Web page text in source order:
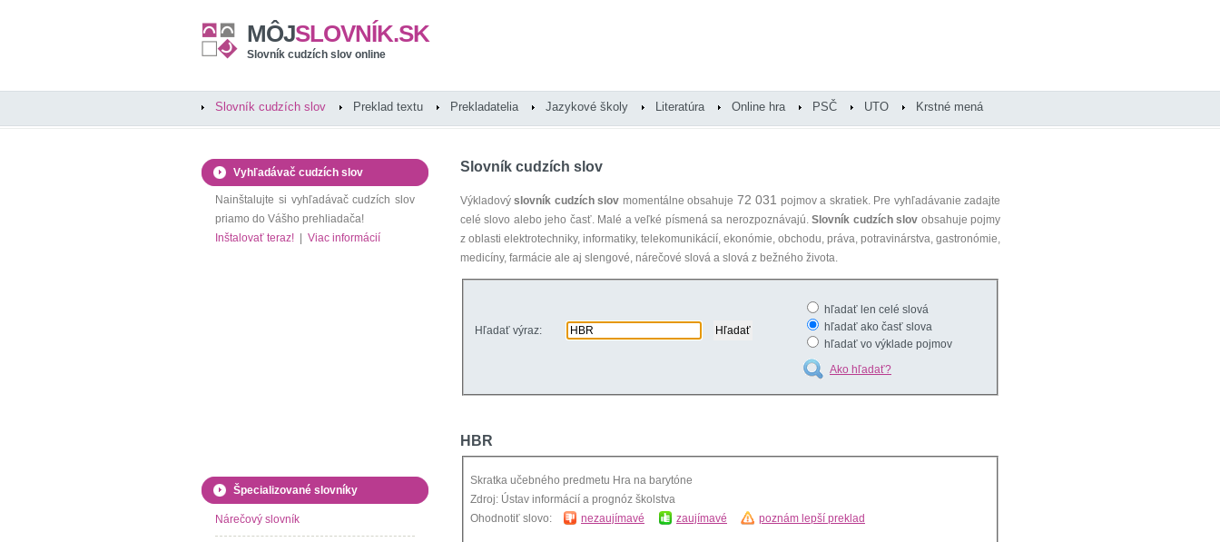
MÔJSLOVNÍK.SK
Slovník cudzích slov online
Slovník cudzích slov Preklad textu Prekladatelia Jazykové školy Literatúra Online hra PSČ UTO Krstné mená
Slovník cudzích slov
Výkladovýslovník cudzích slov momentálne obsahuje 72 031 pojmov a skratiek. Pre vyhľadávanie zadajte
celé slovo alebo jeho časť. Malé a veľké písmená sa nerozpoznávajú.Slovník cudzích slov obsahuje pojmy
z oblasti elektrotechniky, informatiky, telekomunikácií, ekonómie, obchodu, práva, potravinárstva, gastronómie,
medicíny, farmácie ale aj slengové, nárečové slová a slová z bežného života.
Hľadať výraz:
hľadať len celé slová
hľadať ako časť slova
hľadať vo výklade pojmov
Ako hľadať?
HBR
Skratka učebného predmetu Hra na barytóne
Zdroj: Ústav informácií a prognóz školstva
Ohodnotiť slovo:
nezaujímavé zaujímavé poznám lepší preklad
Vyhľadávač cudzích slov
Nainštalujte si vyhľadávač cudzích slov
priamo do Vášho prehliadača!
Inštalovať teraz!
Viac informácií
Špecializované slovníky
Nárečový slovník